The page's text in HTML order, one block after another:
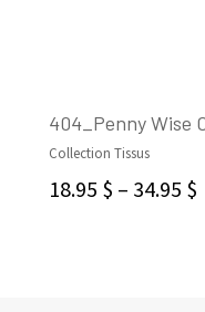
404_Penny Wise
Collection Tissus
18.95 $ – 34.95 $